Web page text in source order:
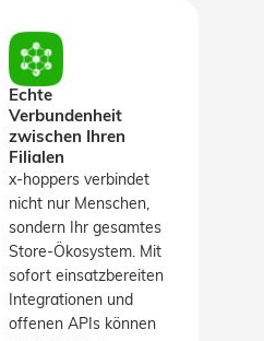
Echte
Verbundenheit
zwischen Ihren
Filialen
x-hoppers verbindet
nicht nur Menschen,
sondern Ihr gesamtes
Store-Ökosystem. Mit
sofort einsatzbereiten
Integrationen und
offenen APIs können